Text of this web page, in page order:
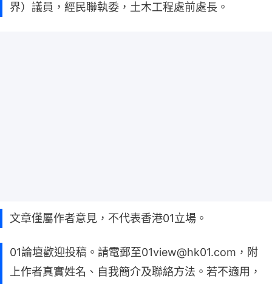
界）議員，經民聯執委，土木工程處前處長。
文章僅屬作者意見，不代表香港01立場。
01論壇歡迎投稿。請電郵至01view@hk01.com，附
上作者真實姓名、自我簡介及聯絡方法。若不適用，